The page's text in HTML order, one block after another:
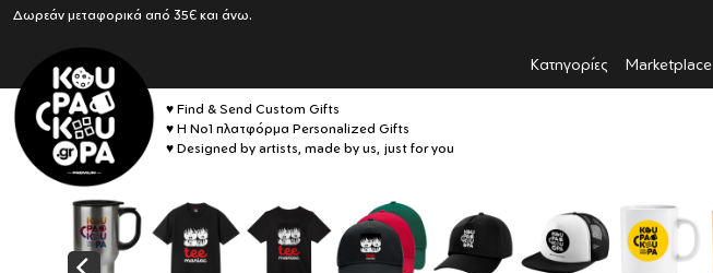
Δωρεάν μεταφορικά από 35€ και άνω.
Κατηγορίες Marketplace
♥ Find & Send Custom Gifts
♥ Η No1 πλατφόρμα Personalized Gifts
♥ Designed by artists, made by us, just for you